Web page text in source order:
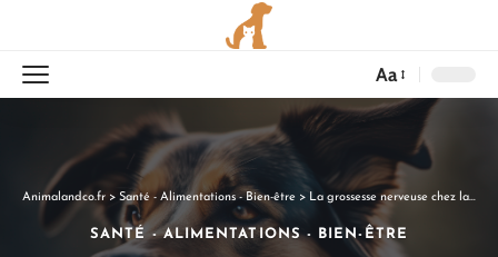
Aa
Animalandco.fr > Santé - Alimentations - Bien-être > La grossesse nerveuse chez la chienne
SANTÉ - ALIMENTATIONS - BIEN-ÊTRE